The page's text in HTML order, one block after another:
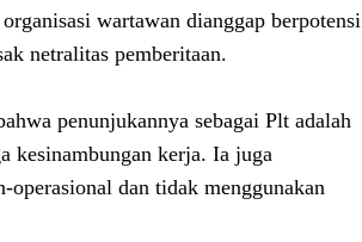
wartawan dianggap berpotensi
netralitas pemberitaan.
penunjukannya sebagai Plt adalah
kesinambungan kerja. Ia juga
operasional dan tidak menggunakan